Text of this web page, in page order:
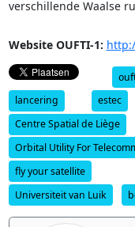
verschillende Waalse
Website OUFTI-1:
lancering
estec
Centre Spatial de Liège
Orbital Utility For
fly your satellite
Universiteit van Luik